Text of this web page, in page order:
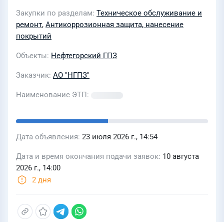
Закупки по разделам Техническое обслуживание и
ремонт, Антикоррозионная защита, нанесение
покрытий
Объекты Нефтегорский ГПЗ
Заказчик АО "НГПЗ"
Наименование ЭТП
Дата объявления 23 июля 2026 г., 14:54
Дата и время окончания подачи заявок 10 августа
2026 г., 14:00
2 дня